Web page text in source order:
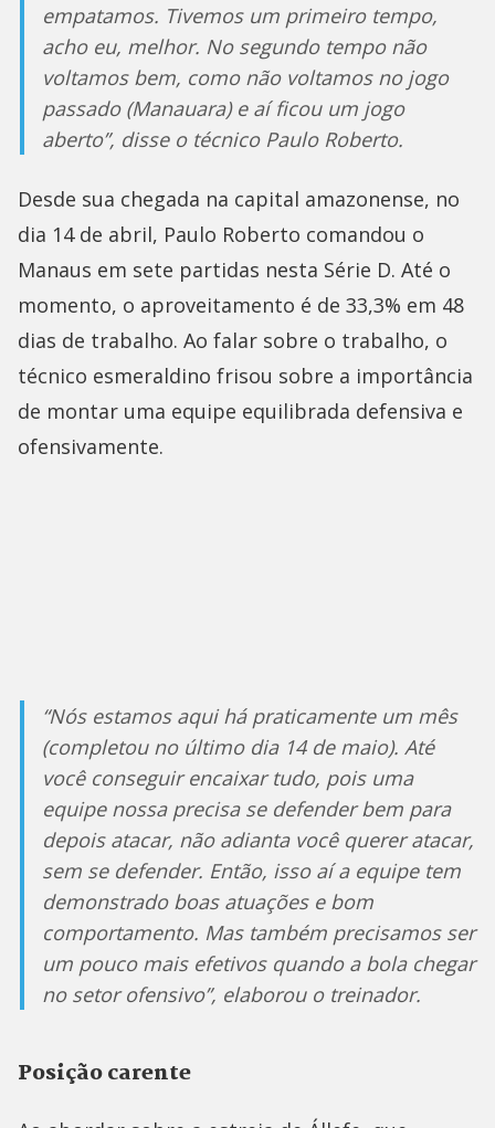
empatamos. Tivemos um primeiro tempo,
acho eu, melhor. No segundo tempo não
voltamos bem, como não voltamos no jogo
passado (Manauara) e aí ficou um jogo
aberto”, disse o técnico Paulo Roberto.
Desde sua chegada na capital amazonense, no
dia 14 de abril, Paulo Roberto comandou o
Manaus em sete partidas nesta Série D. Até o
momento, o aproveitamento é de 33,3% em 48
dias de trabalho. Ao falar sobre o trabalho, o
técnico esmeraldino frisou sobre a importância
de montar uma equipe equilibrada defensiva e
ofensivamente.
“Nós estamos aqui há praticamente um mês
(completou no último dia 14 de maio). Até
você conseguir encaixar tudo, pois uma
equipe nossa precisa se defender bem para
depois atacar, não adianta você querer atacar,
sem se defender. Então, isso aí a equipe tem
demonstrado boas atuações e bom
comportamento. Mas também precisamos ser
um pouco mais efetivos quando a bola chegar
no setor ofensivo”, elaborou o treinador.
Posição carente